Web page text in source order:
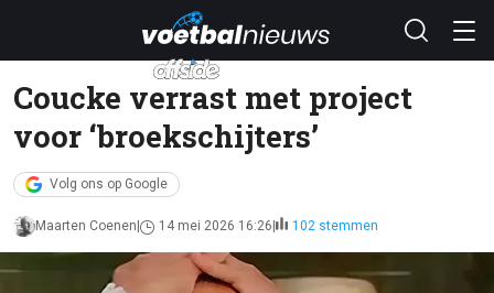
Coucke verrast met project
voor ‘broekschijters’
Volg ons op Google
Maarten Coenen 14 mei 2026 16:26 102 stemmen